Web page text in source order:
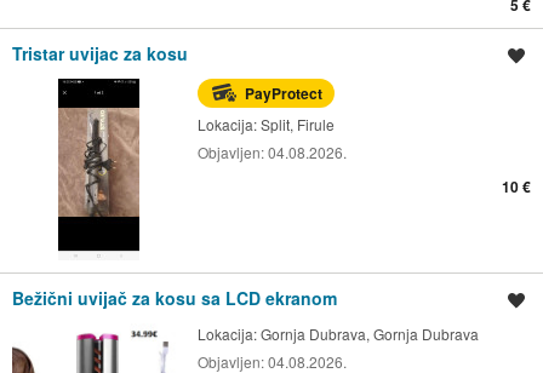
5 €
Tristar uvijac za kosu
PayProtect
Lokacija:Split, Firule
Objavljen:04.08.2026.
10 €
Bežični uvijač za kosu sa LCD ekranom
Lokacija:Gornja Dubrava, Gornja Dubrava
Objavljen:04.08.2026.